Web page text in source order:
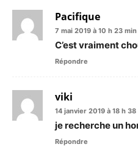
Pacifique
7 mai 2019 à 10 h 23 min
C’est vraiment
Répondre
viki
14 janvier 2019 à 18 h 38
je recherche un
Répondre